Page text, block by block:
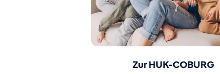
Zur HUK-COBURG